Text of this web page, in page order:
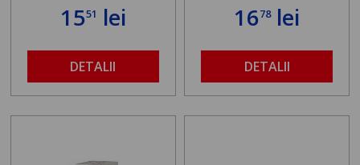
1551 lei
DETALII
1678lei
DETALII